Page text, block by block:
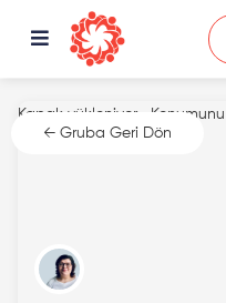
← Gruba Geri Dön
Kapak yükleniyor...